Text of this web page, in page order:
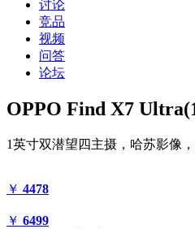
讨论
竞品
视频
问答
论坛
OPPO Find X7
1英寸双潜望四主摄，哈苏影像
￥ 4478
￥ 6499